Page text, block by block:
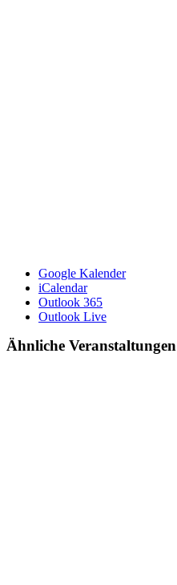
Google Kalender
iCalendar
Outlook 365
Outlook Live
Ähnliche Veranstaltungen